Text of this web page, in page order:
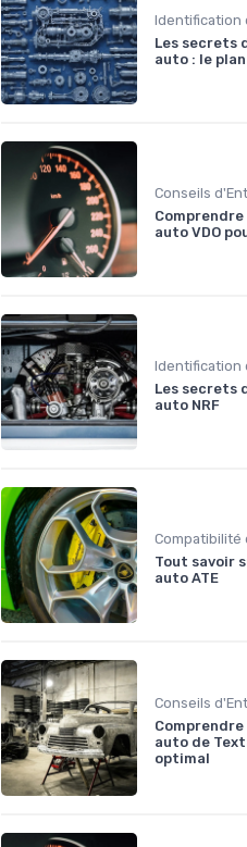
Les secrets
auto : le
auto VDO
Les secrets
auto NRF
Compatibilité
Tout savoir
auto ATE
auto de
optimal